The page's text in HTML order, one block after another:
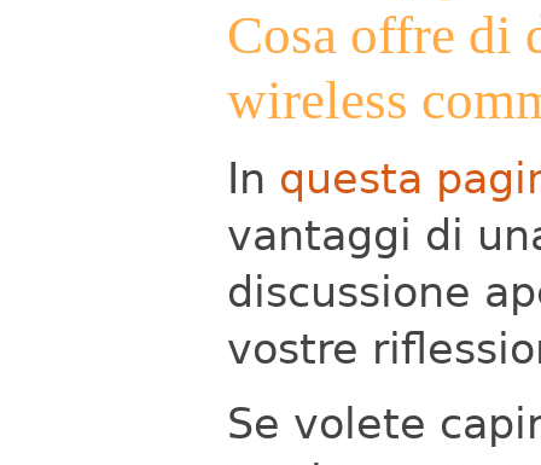
Cosa offre di
wireless
In questa
vantaggi di
discussione
vostre
Se volete